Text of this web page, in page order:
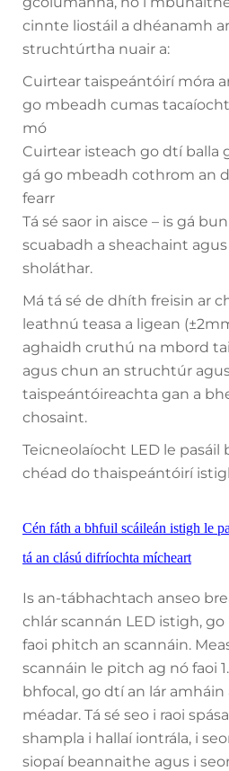
cinnte liostáil a dhéanamh
struchtúrtha nuair a:
Cuirtear taispeántóirí móra
go mbeadh cumas
mó
Cuirtear isteach go dtí balla
gá go mbeadh cothrom an
fearr
Tá sé saor in aisce – is gá
scuabadh a sheachaint
sholáthar.
Má tá sé de dhíth freisin ar
leathnú teasa a ligean
aghaidh cruthú na mbord
agus chun an struchtúr
taispeántóireachta gan a
chosaint.
Teicneolaíocht LED le pasáil
chéad do thaispeántóirí
Cén fáth a bhfuil scáileán istigh le
tá an clású difríochta mícheart
Is an-tábhachtach anseo
chlár scannán LED istigh,
faoi phitch an scannáin.
scannáin le pitch ag nó faoi
bhfocal, go dtí an lár amháin
méadar. Tá sé seo i raoi
shampla i hallaí iontrála, i
siopaí beannaithe agus i